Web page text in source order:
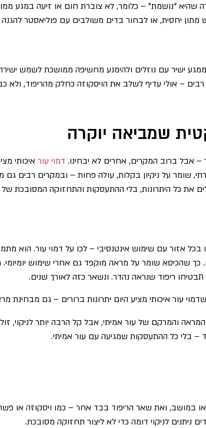
שהיא “נושמת” – כלומר, לא צוברת חום או זיעה במגע
יחסית, או לבחור בדים משולבים עם פוליאסטר להגנה
ישיר עם נוזלים ולהימנע מחשיפה ממושכת לשמש
– אולי עדיף לשלב את הויסקוזה כחלק מהריפוד, ולא
שמביאה יוקרה
– אבל ברוב המקרים, אחרים לא יבחינו. דמוי עור איכותי
שומר על ניקיון בקלות, עולה פחות – ובמקרים רבים
כל היתרונות, בלי ההתעסקות והתחזוקה המסובכת של
אזור עם שימוש אינטנסיבי – לכו על דמוי עור. הוא
שהכיסא שומר על מראה מוקפד גם אחרי שימוש
ריפוד שנראה נהדר. ונשאר כזה לאורך שנים.
עור איכותי מציע היום יתרונות ברורים – גם מבחינת
והמרקם של עור אמיתי, אבל קל הרבה יותר לניקוי, זול
– בלי כל ההתעסקות שמגיעה עם עור אמיתי.
או במושב, ואת שאר הריפוד בבד אחר – כמו ויסקוזה או
לניקוי דומה כדי לא ליצור תחזוקה מסובכת.